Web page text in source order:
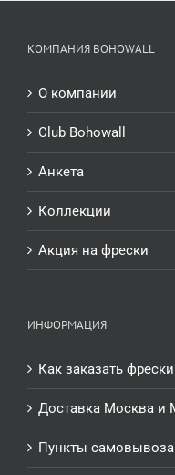
КОМПАНИЯ BOHOWALL
О компании
Club Bohowall
Анкета
Коллекции
Акция на фрески
ИНФОРМАЦИЯ
Как заказать
Доставка Москва и
Пункты самовывоза